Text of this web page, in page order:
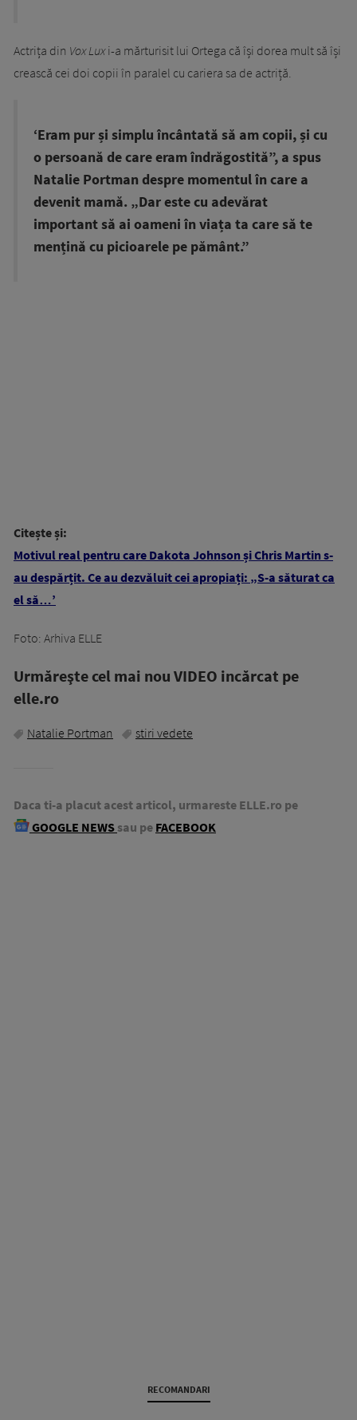
Actrița din Vox Luxi-a mărturisit lui Ortega că își dorea mult să își
crească cei doi copii în paralel cu cariera sa de actriță.
‘Eram pur și simplu încântată să am copii, și cu
o persoană de care eram îndrăgostită”, a spus
Natalie Portman despre momentul în care a
devenit mamă. „Dar este cu adevărat
important să ai oameni în viața ta care să te
mențină cu picioarele pe pământ.”
Citește și:
Motivul real pentru care Dakota Johnson și Chris Martin s-
au despărțit. Ce au dezvăluit cei apropiați: „S-a săturat ca
el să…’
Foto: Arhiva ELLE
Urmăreşte cel mai nou VIDEO incărcat pe
elle.ro
Natalie Portman stiri vedete
Daca ti-a placut acest articol, urmareste ELLE.ro pe
GOOGLE NEWS sau pe FACEBOOK
RECOMANDARI